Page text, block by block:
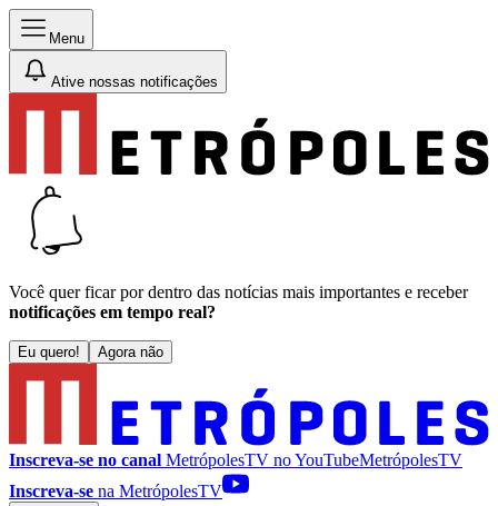
Menu
Ative nossas notificações
Você quer ficar por dentro das notícias mais importantes e receber
notificações em tempo real?
Eu quero! Agora não
Inscreva-se no canal MetrópolesTV noYouTubeMetrópolesTV
Inscreva-se na MetrópolesTV